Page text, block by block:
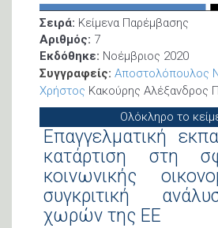
Σειρά: Κείμενα Παρέμβασης
Αριθμός: 7
Εκδόθηκε: Νοέμβριος 2020
Συγγραφείς: Αποστολόπουλος
Χρήστος Κακούρης Αλέξανδρος
Ολόκληρο το
Επαγγελματική
κατάρτιση στη
κοινωνικής
συγκριτική
χωρών της ΕΕ